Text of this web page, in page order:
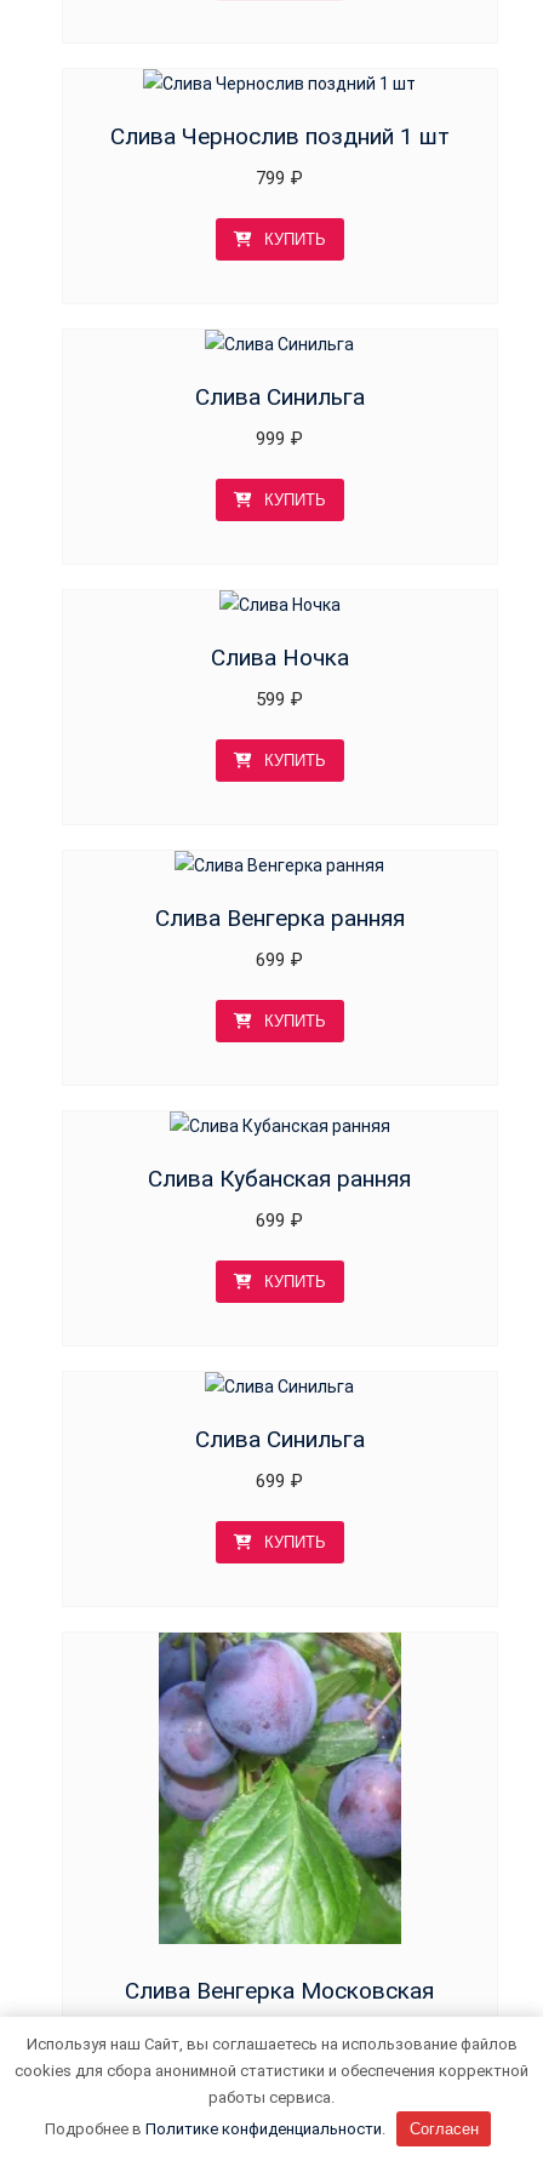
Слива Чернослив поздний 1 шт
799 ₽
КУПИТЬ
Слива Синильга
999 ₽
КУПИТЬ
Слива Ночка
599 ₽
КУПИТЬ
Слива Венгерка ранняя
699 ₽
КУПИТЬ
Слива Кубанская ранняя
699 ₽
КУПИТЬ
Слива Синильга
699 ₽
КУПИТЬ
Слива Венгерка Московская
КУПИТЬ
Используя наш Сайт, вы соглашаетесь на использование файлов
cookies для сбора анонимной статистики и обеспечения корректной
работы сервиса.
Подробнее в Политике конфиденциальности Согласен